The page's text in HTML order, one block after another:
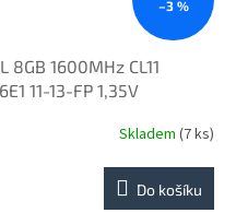
–3 %
8GB 1600MHz CL11
11-13-FP 1,35V
Skladem (7 ks)
Do košíku